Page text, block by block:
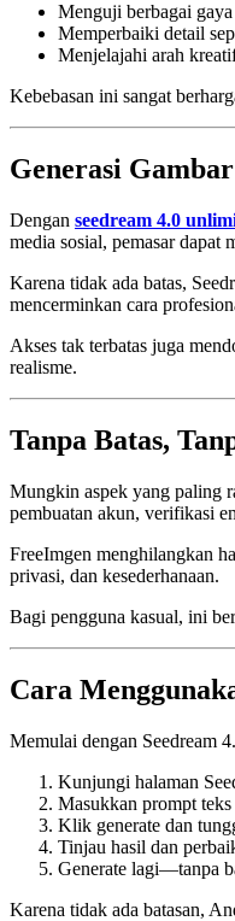
Menguji berbagai
Memperbaiki detail
Menjelajahi arah
Kebebasan ini sangat
Generasi
Dengan seedream 4.0
media sosial, pemasar dapat
Karena tidak ada batas,
mencerminkan cara
Akses tak terbatas juga
realisme.
Tanpa Batas,
Mungkin aspek yang paling
pembuatan akun, verifikasi
FreeImgen menghilangkan
privasi, dan kesederhanaan.
Bagi pengguna kasual, ini
Cara
Memulai dengan Seedream
Kunjungi halaman
Masukkan prompt
Klik generate dan
Tinjau hasil dan
Generate lagi—tanpa
Karena tidak ada batasan,